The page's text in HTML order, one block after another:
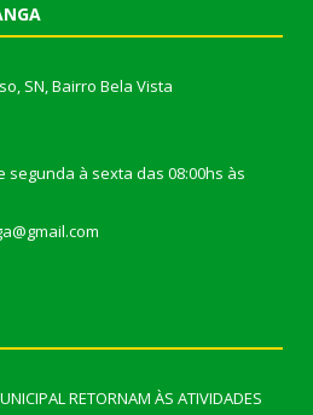
SN, Bairro Bela Vista
à sexta das 08:00hs às
RETORNAM ÀS ATIVIDADES